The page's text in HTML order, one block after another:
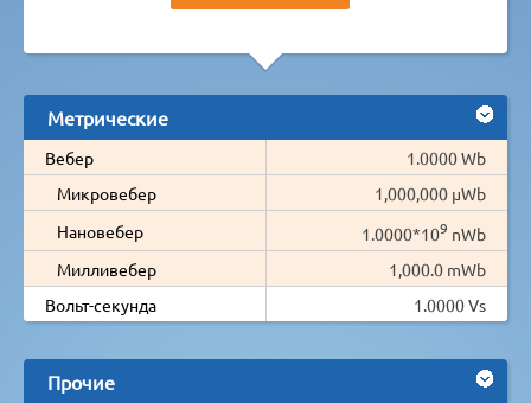
Метрические
Вебер
1.0000 Wb
Микровебер
1,000,000 µWb
Нановебер
1.0000*109 nWb
Милливебер
1,000.0 mWb
Вольт-секунда
1.0000 Vs
Прочие